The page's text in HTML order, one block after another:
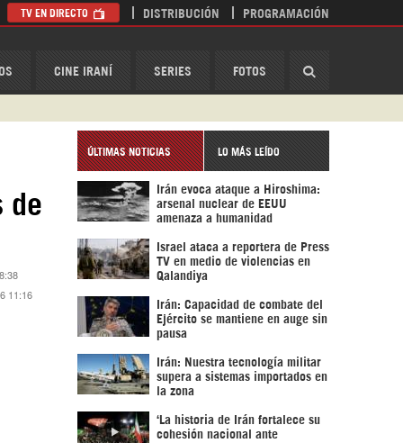
CINE IRANÍ SERIES FOTOS
TV EN DIRECTO DISTRIBUCIÓN PROGRAMACIÓN
de
11:16
ÚLTIMAS NOTICIAS LO MÁS LEÍDO
Irán evoca ataque a Hiroshima:
arsenal nuclear de EEUU
amenaza a humanidad
Israel ataca a reportera de Press
TV en medio de violencias en
Qalandiya
Irán: Capacidad de combate del
Ejército se mantiene en auge sin
pausa
Irán: Nuestra tecnología militar
supera a sistemas importados en
la zona
‘La historia de Irán fortalece su
cohesión nacional ante